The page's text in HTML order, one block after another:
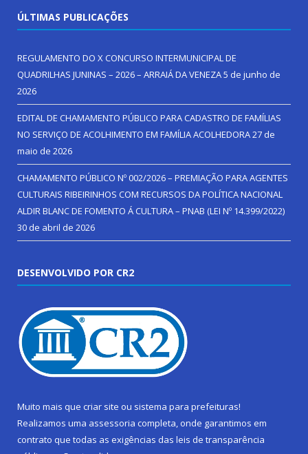
ÚLTIMAS PUBLICAÇÕES
REGULAMENTO DO X CONCURSO INTERMUNICIPAL DE
QUADRILHAS JUNINAS – 2026 – ARRAIÁ DA VENEZA5 de junho de
2026
EDITAL DE CHAMAMENTO PÚBLICO PARA CADASTRO DE FAMÍLIAS
NO SERVIÇO DE ACOLHIMENTO EM FAMÍLIA ACOLHEDORA27 de
maio de 2026
CHAMAMENTO PÚBLICO Nº 002/2026 – PREMIAÇÃO PARA AGENTES
CULTURAIS RIBEIRINHOS COM RECURSOS DA POLÍTICA NACIONAL
ALDIR BLANC DE FOMENTO Á CULTURA – PNAB (LEI Nº 14.399/2022)
30 de abril de 2026
DESENVOLVIDO POR CR2
Muito mais que criar site ou sistema para prefeituras!
Realizamos uma assessoria completa, onde garantimos em
contrato que todas as exigências das leis de transparência